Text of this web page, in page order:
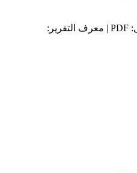
آخر تحديث: July 20, 2026 | شكل: PDF | معرف التقرير: